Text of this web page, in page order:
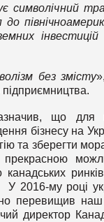
символічний
без змісту
підприємництва.
що для
бізнесу на
та зберегти
канадських
У 2016-му році
перевищив
директор